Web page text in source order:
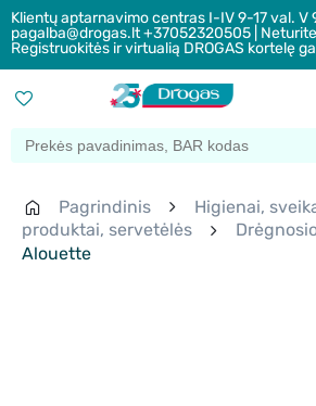
Klientų aptarnavimo centras I-IV 9-17 val. V
pagalba@drogas.lt +37052320505 |
Registruokitės ir virtualią DROGAS kortelę
Pagrindinis Higienai,
produktai, servetėlės
Alouette